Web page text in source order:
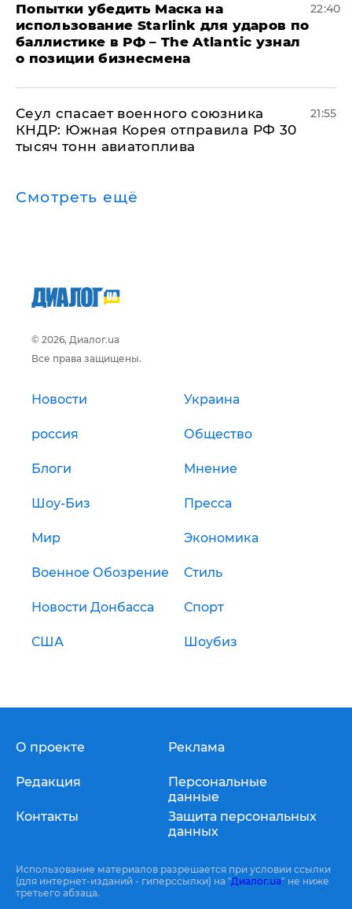
Попытки убедить Маска на
использование Starlink для ударов по
баллистике в РФ – The Atlantic узнал
о позиции бизнесмена
22:40
​Сеул спасает военного союзника
КНДР: Южная Корея отправила РФ 30
тысяч тонн авиатоплива
21:55
Смотреть ещё
© 2026, Диалог.ua
Все права защищены.
Новости Украина
россия Общество
Блоги Мнение
Шоу-Биз Пресса
Мир Экономика
Военное Обозрение Стиль
Новости Донбасса Спорт
США Шоубиз
О проекте
Редакция
Контакты
Реклама
Персональные
данные
Защита персональных
данных
Использование материалов разрешается при условии ссылки
(для интернет-изданий - гиперссылки) на "Диалог.ua" не ниже
третьего абзаца.